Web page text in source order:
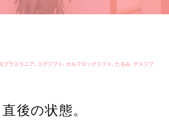
プラスリニア, コグリフト, セルフロックリフト, たるみ, テスリフ
後の状態。